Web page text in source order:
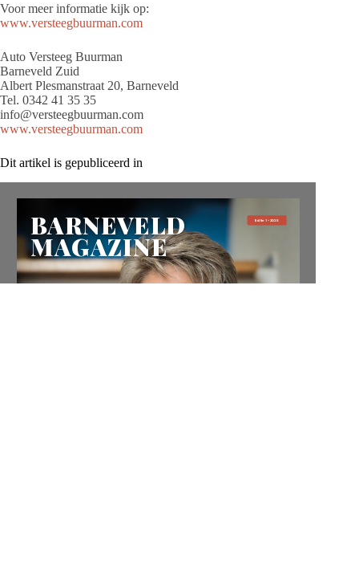
Voor meer informatie kijk op:
www.versteegbuurman.com
Auto Versteeg Buurman
Barneveld Zuid
Albert Plesmanstraat 20, Barneveld
Tel. 0342 41 35 35
info@versteegbuurman.com
www.versteegbuurman.com
Dit artikel is gepubliceerd in